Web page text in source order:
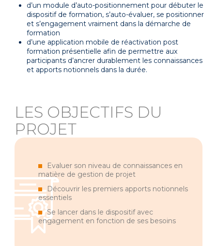
d’un module d’auto-positionnement pour débuter le
dispositif de formation, s’auto-évaluer, se positionner
et s’engagement vraiment dans la démarche de
formation
d’une application mobile de réactivation post
formation présentielle afin de permettre aux
participants d’ancrer durablement les connaissances
et apports notionnels dans la durée.
LES OBJECTIFS DU
PROJET
Evaluer son niveau de connaissances en
matière de gestion de projet
Découvrir les premiers apports notionnels
essentiels
Se lancer dans le dispositif avec
engagement en fonction de ses besoins